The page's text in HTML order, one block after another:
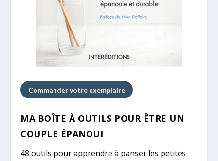
Commander votre exemplaire
MA BOÎTE À OUTILS POUR ÊTRE UN
COUPLE ÉPANOUI
48 outils pour apprendre à panser les petites